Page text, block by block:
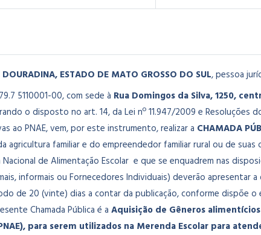
ESTADO DE MATO GROSSO DO SUL, pessoa
5110001-00, com sede à Rua Domingos da Silva, 1250,
o disposto no art. 14, da Lei nº 11.947/2009 e Resoluções
ao PNAE, vem, por este instrumento, realizar a CHAMADA
agricultura familiar e do empreendedor familiar rural ou de suas
de Alimentação Escolar e que se enquadrem nas
informais ou Fornecedores Individuais) deverão apresentar
de 20 (vinte) dias a contar da publicação, conforme dispõe o
Chamada Pública é a Aquisição de Gêneros
para serem utilizados na Merenda Escolar para